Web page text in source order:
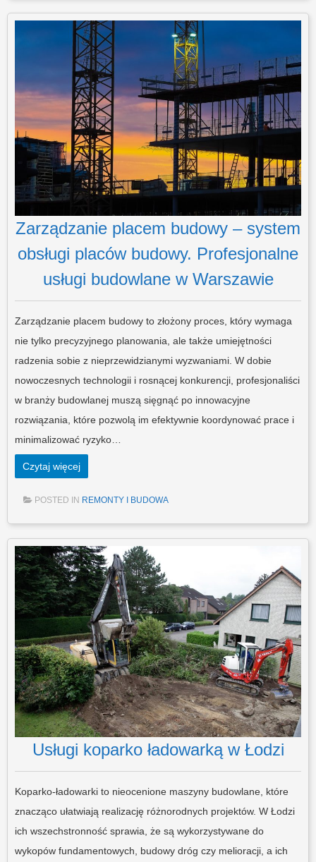
Zarządzanie placem budowy – system
obsługi placów budowy. Profesjonalne
usługi budowlane w Warszawie
Zarządzanie placem budowy to złożony proces, który wymaga
nie tylko precyzyjnego planowania, ale także umiejętności
radzenia sobie z nieprzewidzianymi wyzwaniami. W dobie
nowoczesnych technologii i rosnącej konkurencji, profesjonaliści
w branży budowlanej muszą sięgnąć po innowacyjne
rozwiązania, które pozwolą im efektywnie koordynować prace i
minimalizować ryzyko…
Czytaj więcej
POSTED IN REMONTY I BUDOWA
Usługi koparko ładowarką w Łodzi
Koparko-ładowarki to nieocenione maszyny budowlane, które
znacząco ułatwiają realizację różnorodnych projektów. W Łodzi
ich wszechstronność sprawia, że są wykorzystywane do
wykopów fundamentowych, budowy dróg czy melioracji, a ich